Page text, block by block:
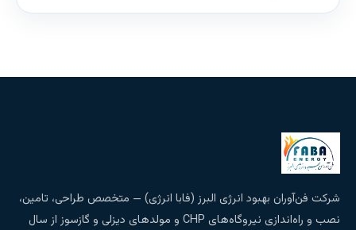
شرکت فن‌آوران بهبود انرژی البرز (فابا انرژی) — متخصص طراحی، تامین،
نصب و راه‌اندازی نیروگاه‌های CHP و مولدهای دیزلی و گازسوز از سال